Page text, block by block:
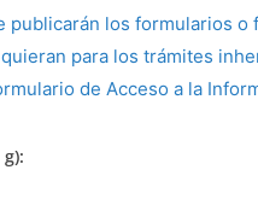
publicarán los formularios
para los trámites
de Acceso a la